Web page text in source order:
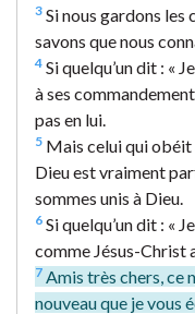
3 Si nous gardons les
savons que nous
4 Si quelqu’un dit : «
à ses
pas en lui.
5 Mais celui qui obéit
Dieu est vraiment
sommes unis à Dieu.
6 Si quelqu’un dit : «
comme Jésus-Christ
7 Amis très chers, ce
nouveau que je vous